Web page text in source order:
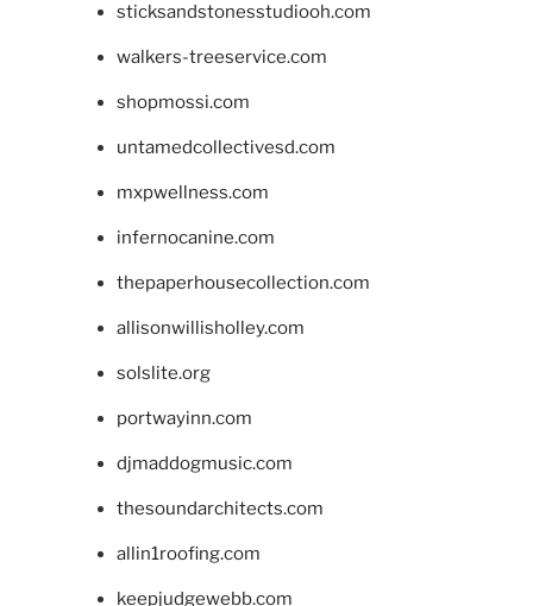
sticksandstonesstudiooh.com
walkers-treeservice.com
shopmossi.com
untamedcollectivesd.com
mxpwellness.com
infernocanine.com
thepaperhousecollection.com
allisonwillisholley.com
solslite.org
portwayinn.com
djmaddogmusic.com
thesoundarchitects.com
allin1roofing.com
keepjudgewebb.com